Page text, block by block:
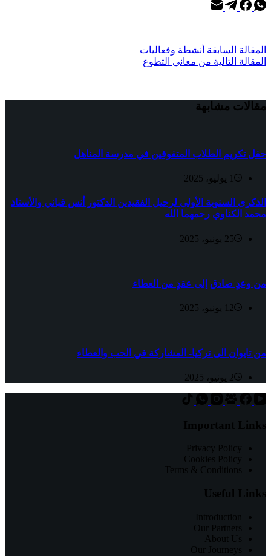
المقالة السابقة أنشطة وفعاليات
المقالة التالية من معاني التطوع
مقالات مشابهة
حفل تكريم الطلاب المتفوقين في مدرسة المناهل
1 يوليو، 2025
الذكرى السنوية الأولى لرحيل الفقيدين الدكتور أنس قباني والأستاذ
محمد الكناوي رحمهما الله
25 يونيو، 2025
من وعدٍ صادق إلى عقدٍ من العطاء
12 يونيو، 2025
من تايوان الى تركيا- المشاركة في الحب والعطاء
2 يونيو، 2025
Important Links
Privacy Policy
Cookies Policy
Terms & Conditions
Useful Links
Introduction
Our Partners
About Us
Our Journeys